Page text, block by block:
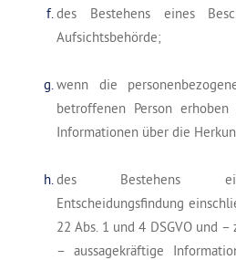
des Bestehens eines
Aufsichtsbehörde;
wenn die
betroffenen Person
Informationen über die
des Bestehens
Entscheidungsfindung
22 Abs. 1 und 4 DSGVO und
– aussagekräftige